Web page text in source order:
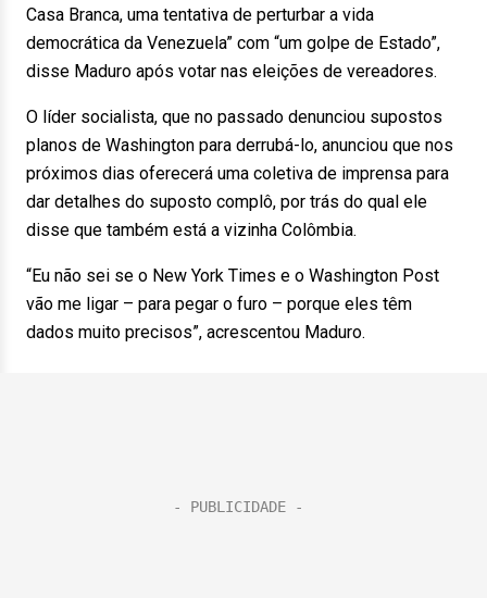
Casa Branca, uma tentativa de perturbar a vida
democrática da Venezuela” com “um golpe de Estado”,
disse Maduro após votar nas eleições de vereadores.
O líder socialista, que no passado denunciou supostos
planos de Washington para derrubá-lo, anunciou que nos
próximos dias oferecerá uma coletiva de imprensa para
dar detalhes do suposto complô, por trás do qual ele
disse que também está a vizinha Colômbia.
“Eu não sei se o New York Times e o Washington Post
vão me ligar – para pegar o furo – porque eles têm
dados muito precisos”, acrescentou Maduro.